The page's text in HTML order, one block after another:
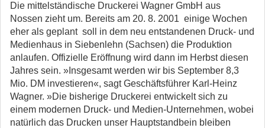
Die mittelständische Druckerei Wagner GmbH aus
Nossen zieht um. Bereits am 20. 8. 2001  einige Wochen
eher als geplant  soll in dem neu entstandenen Druck- und
Medienhaus in Siebenlehn (Sachsen) die Produktion
anlaufen. Offizielle Eröffnung wird dann im Herbst diesen
Jahres sein. »Insgesamt werden wir bis September 8,3
Mio. DM investieren«, sagt Geschäftsführer Karl-Heinz
Wagner. »Die bisherige Druckerei entwickelt sich zu
einem modernen Druck- und Medien-Unternehmen, wobei
natürlich das Drucken unser Hauptstandbein bleiben